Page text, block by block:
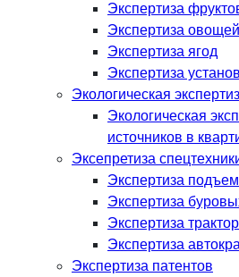
Экспертиза
Экспертиза овощей
Экспертиза ягод
Экспертиза
Экологическая
Экологическая
источников в
Эксепретиза
Экспертиза
Экспертиза
Экспертиза
Экспертиза
Экспертиза патентов